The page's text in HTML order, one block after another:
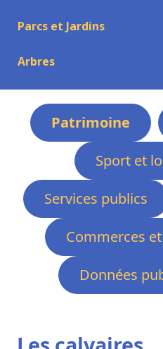
Parcs et Jardins
Arbres
Patrimoine
Sport et
Services publics
Commerces
Données